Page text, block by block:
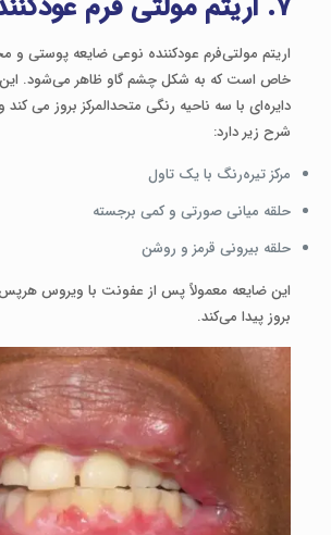
اریتم مولتی‌فرم عودکننده نوعی ضایعه پوستی و
خاص است که به شکل چشم گاو ظاهر می‌شود.
دایره‌ای با سه ناحیه رنگی متحدالمرکز بروز می
شرح زیر دارد:
مرکز تیره‌رنگ با یک تاول
حلقه میانی صورتی و کمی برجسته
حلقه بیرونی قرمز و روشن
بروز پیدا می‌کند.